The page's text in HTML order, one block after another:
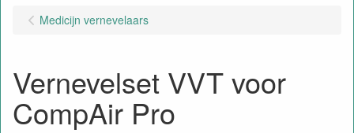
Medicijn vernevelaars
Vernevelset VVT voor
CompAir Pro